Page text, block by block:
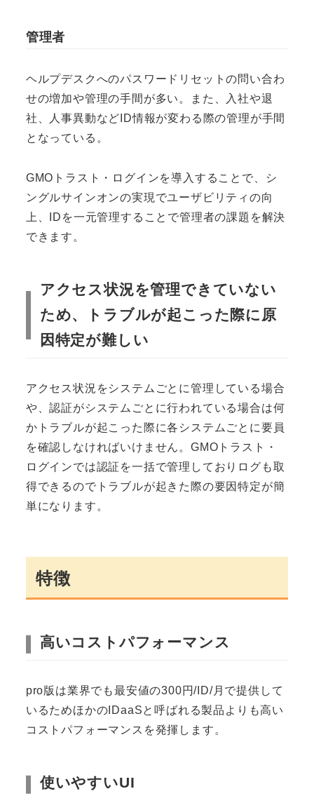
管理者
ヘルプデスクへのパスワードリセットの問い合わ
せの増加や管理の手間が多い。また、入社や退
社、人事異動などID情報が変わる際の管理が手間
となっている。
GMOトラスト・ログインを導入することで、シ
ングルサインオンの実現でユーザビリティの向
上、IDを一元管理することで管理者の課題を解決
できます。
アクセス状況を管理できていない
ため、トラブルが起こった際に原
因特定が難しい
アクセス状況をシステムごとに管理している場合
や、認証がシステムごとに行われている場合は何
かトラブルが起こった際に各システムごとに要員
を確認しなければいけません。GMOトラスト・
ログインでは認証を一括で管理しておりログも取
得できるのでトラブルが起きた際の要因特定が簡
単になります。
特徴
高いコストパフォーマンス
pro版は業界でも最安値の300円/ID/月で提供して
いるためほかのIDaaSと呼ばれる製品よりも高い
コストパフォーマンスを発揮します。
使いやすいUI